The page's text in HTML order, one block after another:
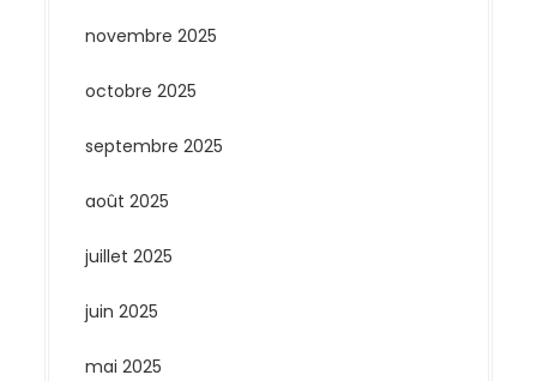
novembre 2025
octobre 2025
septembre 2025
août 2025
juillet 2025
juin 2025
mai 2025